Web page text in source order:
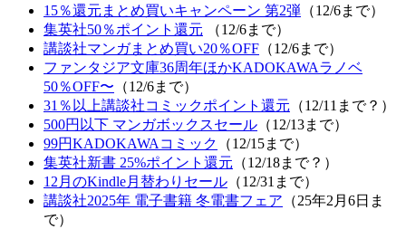
15％還元まとめ買いキャンペーン 第2弾 （12/6まで）
集英社50％ポイント還元 （12/6まで）
講談社マンガまとめ買い20％OFF （12/6まで）
ファンタジア文庫36周年ほかKADOKAWAラノベ
50％OFF〜 （12/6まで）
31％以上講談社コミックポイント還元 （12/11まで？）
500円以下 マンガボックスセール （12/13まで）
99円KADOKAWAコミック
（12/15まで）
集英社新書 25%ポイント還元 （12/18まで？）
12月のKindle月替わりセール （12/31まで）
講談社2025年 電子書籍 冬電書フェア （25年2月6日ま
で）